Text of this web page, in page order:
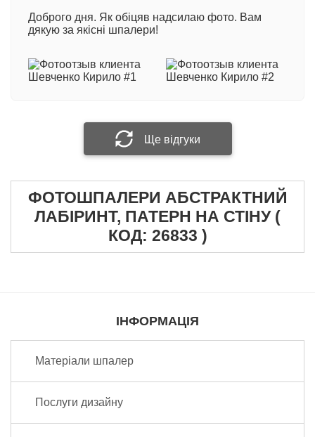
600 грн/кв.м- професійний двошаровий матеріал
з вініловим покриттям на флізеліновій основі.
При виготовленні фотошпалер методом
екологічної технології друку HP Latex: +100 грн/
Прикріпити фотографію
Надіслати відгук
Доброго дня. Як обіцяв надсилаю фото. Вам
дякую за якісні шпалери!
Ще відгуки
ФОТОШПАЛЕРИ АБСТРАКТНИЙ
ЛАБІРИНТ, ПАТЕРН НА СТІНУ (
КОД: 26833 )
ІНФОРМАЦІЯ
Матеріали шпалер
Послуги дизайну